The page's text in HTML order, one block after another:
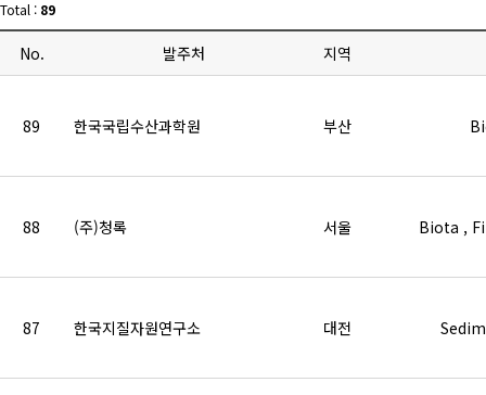
Total : 89
No. 발주처 지역
89 한국국립수산과학원 부산
88 (주)청록 서울 Biota ,
87 한국지질자원연구소 대전